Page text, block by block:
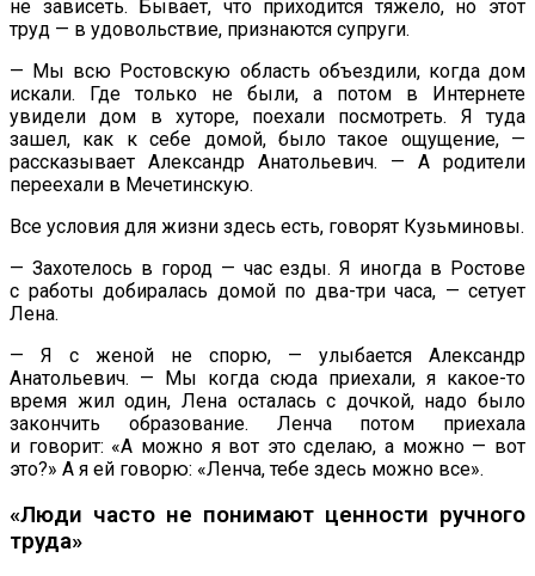
не зависеть. Бывает, что приходится тяжело, но этот
труд — в удовольствие, признаются супруги.
— Мы всю Ростовскую область объездили, когда дом
искали. Где только не
были, а потом в
Интернете
увидели дом в
хуторе, поехали посмотреть. Я
туда
зашел, как к себе домой, было такое ощущение, —
рассказывает Александр Анатольевич. — А родители
переехали в Мечетинскую.
Все условия для жизни здесь есть, говорят Кузьминовы.
— Захотелось в город — час езды. Я иногда в Ростове
с работы добиралась домой по два-тричаса, — сетует
Лена.
—
Я с женой не спорю, — улыбается Александр
Анатольевич. — Мы когда сюда приехали, я какое-то
время жил один, Лена осталась с дочкой, надо было
закончить образование. Ленча потом приехала
и говорит: «А можно я вот это сделаю, а можно — вот
это?» А я ей говорю: «Ленча, тебе здесь можно все».
«Люди часто не понимают ценности ручного
труда»